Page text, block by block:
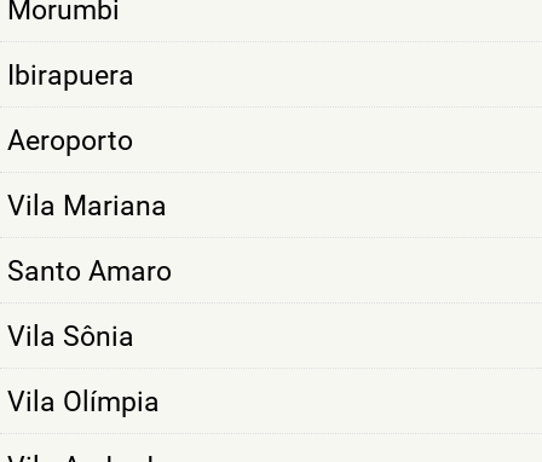
Morumbi
Ibirapuera
Aeroporto
Vila Mariana
Santo Amaro
Vila Sônia
Vila Olímpia